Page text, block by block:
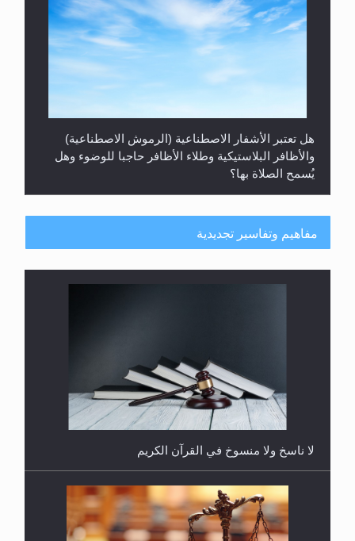
والأظافر البلاستيكية وطلاء الأظافر حاجبا للوضوء وهل
يُسمح الصلاة بها؟
مفاهيم وتفاسير تجديدية
لا ناسخ ولا منسوخ في القرآن الكريم